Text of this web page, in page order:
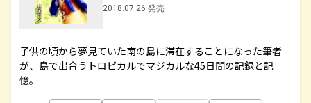
2018.07.26 発売
子供の頃から夢見ていた南の島に滞在することになった筆者
が、島で出合うトロピカルでマジカルな45日間の記録と記
憶。